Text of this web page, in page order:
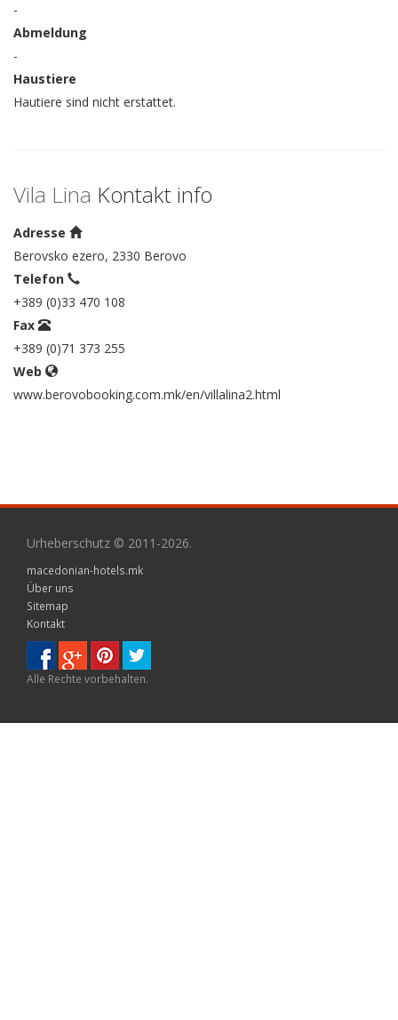
-
Abmeldung
-
Haustiere
Hautiere sind nicht erstattet.
Vila Lina Kontakt info
Adresse
Berovsko ezero, 2330 Berovo
Telefon
+389 (0)33 470 108
Fax
+389 (0)71 373 255
Web
www.berovobooking.com.mk/en/villalina2.html
Urheberschutz © 2011-2026.
macedonian-hotels.mk
Über uns
Sitemap
Kontakt
Alle Rechte vorbehalten.